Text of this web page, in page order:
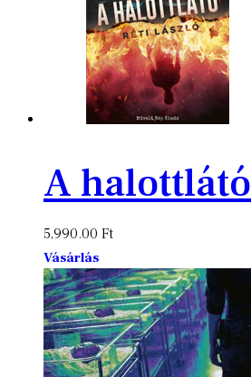
A halottlátó
5,990.00 Ft
Vásárlás